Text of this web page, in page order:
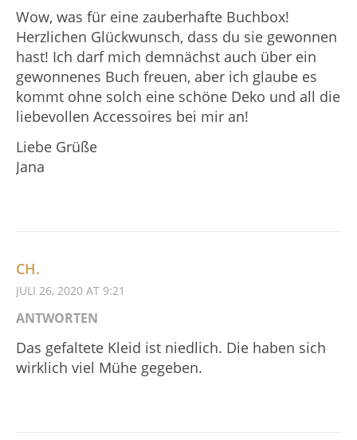
Wow, was für eine zauberhafte Buchbox!
Herzlichen Glückwunsch, dass du sie gewonnen
hast! Ich darf mich demnächst auch über ein
gewonnenes Buch freuen, aber ich glaube es
kommt ohne solch eine schöne Deko und all die
liebevollen Accessoires bei mir an!
Liebe Grüße
Jana
CH.
JULI 26, 2020 AT 9:21
ANTWORTEN
Das gefaltete Kleid ist niedlich. Die haben sich
wirklich viel Mühe gegeben.